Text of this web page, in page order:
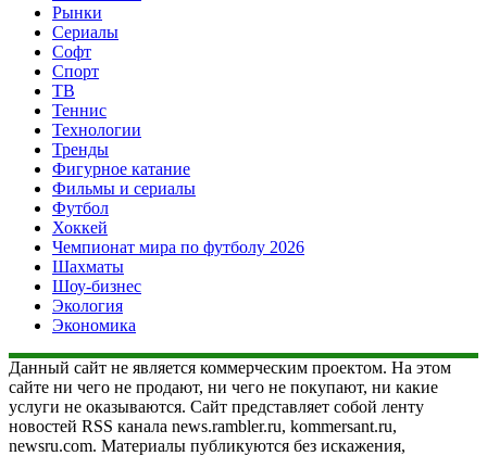
Рынки
Сериалы
Софт
Спорт
ТВ
Теннис
Технологии
Тренды
Фигурное катание
Фильмы и сериалы
Футбол
Хоккей
Чемпионат мира по футболу 2026
Шахматы
Шоу-бизнес
Экология
Экономика
Данный сайт не является коммерческим проектом. На этом
сайте ни чего не продают, ни чего не покупают, ни какие
услуги не оказываются. Сайт представляет собой ленту
новостей RSS канала news.rambler.ru, kommersant.ru,
newsru.com. Материалы публикуются без искажения,